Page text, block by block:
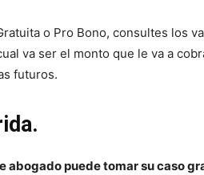
o Pro Bono, consultes los
va ser el monto que le va a
futuros.
abogado puede tomar su caso